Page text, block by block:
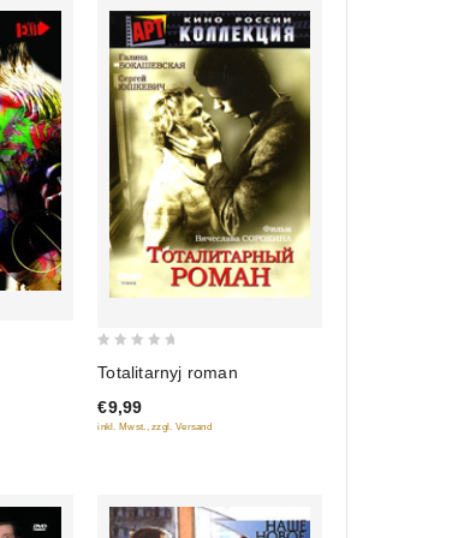
of
5
Totalitarnyj roman
€9,99
inkl. Mwst., zzgl. Versand